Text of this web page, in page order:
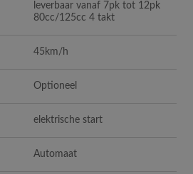
leverbaar vanaf 7pk tot 12pk
80cc/125cc 4 takt
45km/h
Optioneel
elektrische start
Automaat